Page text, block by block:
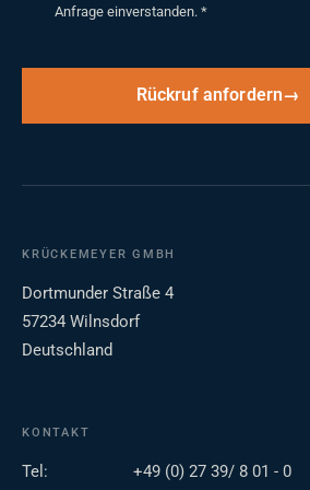
Anfrage einverstanden. *
Rückruf anfordern
KRÜCKEMEYER GMBH
Dortmunder Straße 4
57234 Wilnsdorf
Deutschland
KONTAKT
Tel: +49 (0) 27 39/ 8 01 - 0